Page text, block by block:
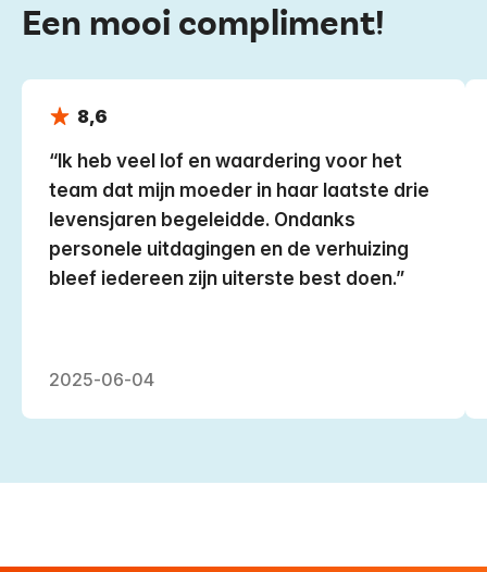
Een mooi compliment!
8,6
Ik heb veel lof en waardering voor het
team dat mijn moeder in haar laatste drie
levensjaren begeleidde. Ondanks
personele uitdagingen en de verhuizing
bleef iedereen zijn uiterste best doen.
2025-06-04